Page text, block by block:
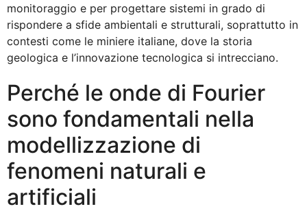
monitoraggio e per progettare sistemi in grado di
rispondere a sfide ambientali e strutturali, soprattutto in
contesti come le miniere italiane, dove la storia
geologica e l’innovazione tecnologica si intrecciano.
Perché le onde di Fourier
sono fondamentali nella
modellizzazione di
fenomeni naturali e
artificiali